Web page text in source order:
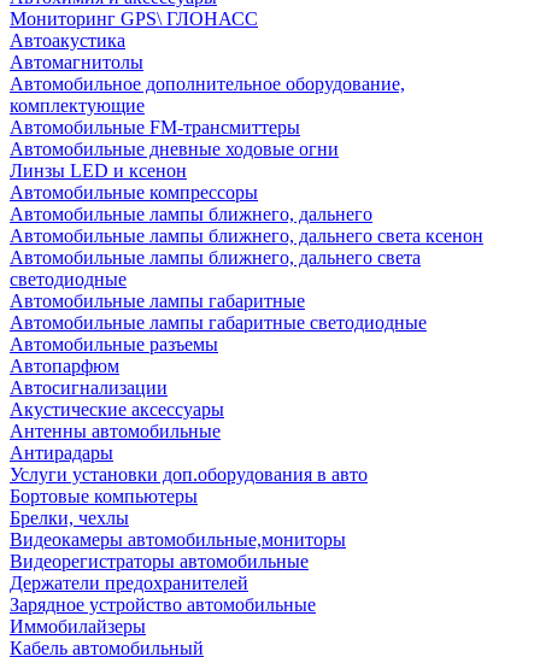
Мониторинг GPS\ ГЛОНАСС
Автоакустика
Автомагнитолы
Автомобильное дополнительное оборудование,
комплектующие
Автомобильные FM-трансмиттеры
Автомобильные дневные ходовые огни
Линзы LED и ксенон
Автомобильные компрессоры
Автомобильные лампы ближнего, дальнего
Автомобильные лампы ближнего, дальнего света ксенон
Автомобильные лампы ближнего, дальнего света
светодиодные
Автомобильные лампы габаритные
Автомобильные лампы габаритные светодиодные
Автомобильные разъемы
Автопарфюм
Автосигнализации
Акустические аксессуары
Антенны автомобильные
Антирадары
Услуги установки доп.оборудования в авто
Бортовые компьютеры
Брелки, чехлы
Видеокамеры автомобильные,мониторы
Видеорегистраторы автомобильные
Держатели предохранителей
Зарядное устройство автомобильные
Иммобилайзеры
Кабель автомобильный